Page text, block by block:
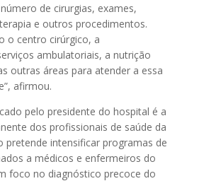
de cirurgias, exames,
e outros procedimentos.
o centro cirúrgico, a
ambulatoriais, a nutrição
outras áreas para atender a essa
afirmou.
pelo presidente do hospital é a
dos profissionais de saúde da
pretende intensificar programas de
a médicos e enfermeiros do
foco no diagnóstico precoce do